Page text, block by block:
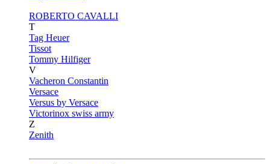
ROBERTO CAVALLI
T
Tag Heuer
Tissot
Tommy Hilfiger
V
Vacheron Constantin
Versace
Versus by Versace
Victorinox swiss army
Z
Zenith